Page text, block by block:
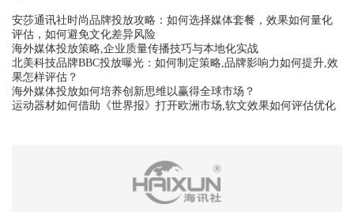
安莎通讯社时尚品牌投放攻略：如何选择媒体套餐，效果如何量化
评估，如何避免文化差异风险
海外媒体投放策略,企业质量传播技巧与本地化实战
北美科技品牌BBC投放曝光：如何制定策略,品牌影响力如何提升,效
果怎样评估？
海外媒体投放如何培养创新思维以赢得全球市场？
运动器材如何借助《世界报》打开欧洲市场,软文效果如何评估优化